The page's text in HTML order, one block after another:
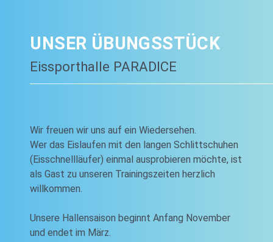
UNSER ÜBUNGSSTÜCK
Eissporthalle PARADICE
Wir freuen wir uns auf ein Wiedersehen.
Wer das Eislaufen mit den langen Schlittschuhen
(Eisschnellläufer) einmal ausprobieren möchte, ist
als Gast zu unseren Trainingszeiten herzlich
willkommen.
Unsere Hallensaison beginnt Anfang November
und endet im März.